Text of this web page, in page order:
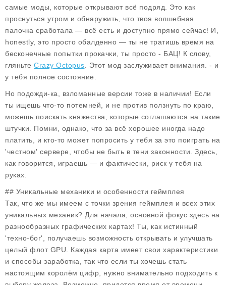
самые моды, которые открывают всё подряд. Это как
проснуться утром и обнаружить, что твоя волшебная
палочка сработала — всё есть и доступно прямо сейчас! И,
honestly, это просто обалденно — ты не тратишь время на
бесконечные попытки прокачки, ты просто - БАЦ! К слову,
гляньте Crazy Octopus . Этот мод заслуживает внимания. - и
у тебя полное состояние.
Но подожди-ка, взломанные версии тоже в наличии! Если
ты ищешь что-то потемней, и не против ползнуть по краю,
можешь поискать княжества, которые соглашаются на такие
штучки. Помни, однако, что за всё хорошее иногда надо
платить, и кто-то может попросить у тебя за это поиграть на
'честном' сервере, чтобы не быть в тени законности. Здесь,
как говорится, играешь — и фактически, риск у тебя на
руках.
## Уникальные механики и особенности геймплея
Так, что же мы имеем с точки зрения геймплея и всех этих
уникальных механик? Для начала, основной фокус здесь на
разнообразных графических картах! Ты, как истинный
'техно-бог', получаешь возможность открывать и улучшать
целый флот GPU. Каждая карта имеет свои характеристики
и способы заработка , так что если ты хочешь стать
настоящим королём цифр, нужно внимательно подходить к